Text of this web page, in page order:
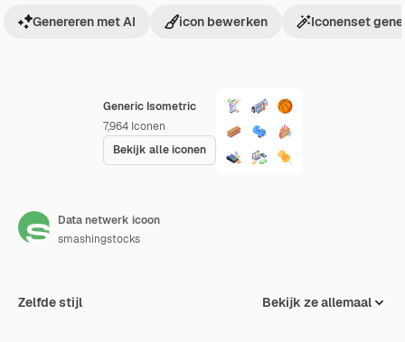
Generic Isometric
7,964 Iconen
Bekijk alle iconen
Genereren met AI icon bewerken Iconenset
Data netwerk icoon
smashingstocks
Zelfde stijl Bekijk ze allemaal